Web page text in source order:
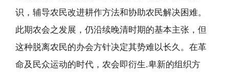
识，辅导农民改进耕作方法和协助农民解决困难。
此期农会之发展，仍沿续晚清时期的基本主张，但
这种脱离农民的办会方针决定其势难以长久。在革
命及民众运动的时代，农会即衍生.卑新的组织方